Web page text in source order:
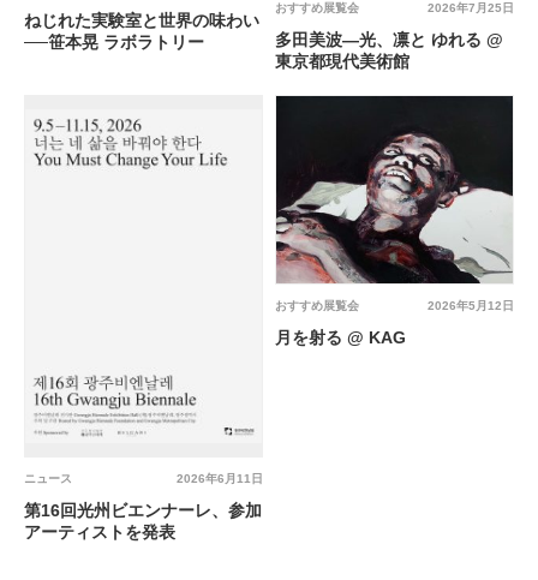
ねじれた実験室と世界の味わい
──笹本晃 ラボラトリー
2026年7月25日
おすすめ展覧会
多田美波―光、凛と ゆれる @
東京都現代美術館
2026年6月11日
ニュース
第16回光州ビエンナーレ、参加
アーティストを発表
2026年5月12日
おすすめ展覧会
月を射る @ KAG